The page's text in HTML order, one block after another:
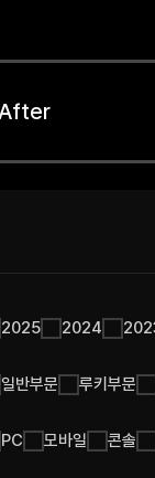
2025 2024
일반부문 루키부문
PC 모바일 콘솔